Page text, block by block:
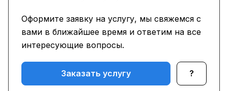
Оформите заявку на услугу, мы свяжемся с
вами в ближайшее время и ответим на все
интересующие вопросы.
Заказать услугу ?